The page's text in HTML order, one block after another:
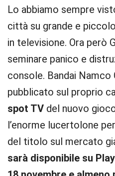
Lo abbiamo sempre
città su grande e
in televisione. Ora però
seminare panico e
console. Bandai Namco
pubblicato sul proprio
spot TV del nuovo
l’enorme lucertolone
del titolo sul mercato
sarà disponibile su